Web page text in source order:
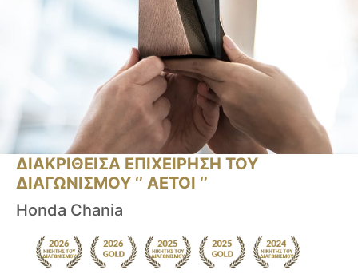
ΔΙΑΚΡΙΘΕΙΣΑ ΕΠΙΧΕΙΡΗΣΗ ΤΟΥ
ΔΙΑΓΩΝΙΣΜΟΥ ‘’ ΑΕΤΟΙ ‘’
Honda Chania